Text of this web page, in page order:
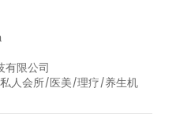
有限公司
人会所/医美/理疗/养生机